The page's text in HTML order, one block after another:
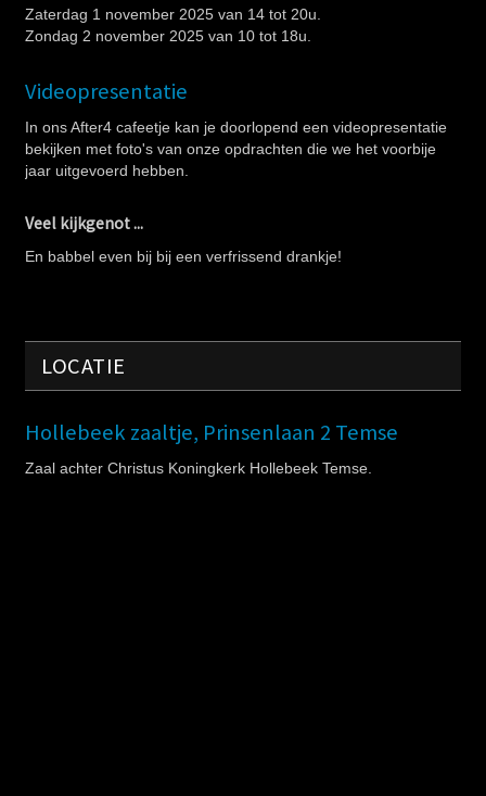
Zaterdag 1 november 2025 van 14 tot 20u.
Zondag 2 november 2025 van 10 tot 18u.
Videopresentatie
In ons After4 cafeetje kan je doorlopend een videopresentatie
bekijken met foto's van onze opdrachten die we het voorbije
jaar uitgevoerd hebben.
Veel kijkgenot ...
En babbel even bij bij een verfrissend drankje!
LOCATIE
Hollebeek zaaltje, Prinsenlaan 2 Temse
Zaal achter Christus Koningkerk Hollebeek Temse.